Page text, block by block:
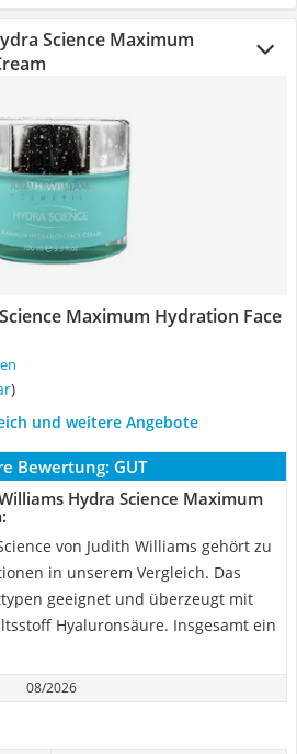
Science Maximum
Maximum Hydration Face
)
und weitere Angebote
Bewertung: GUT
Hydra Science Maximum
von Judith Williams gehört zu
in unserem Vergleich. Das
geeignet und überzeugt mit
Hyaluronsäure. Insgesamt ein
08/2026